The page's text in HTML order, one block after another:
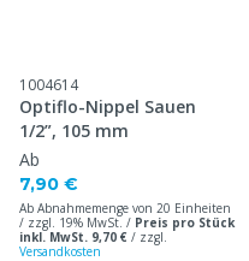
1004614
Optiflo-Nippel Sauen
1/2”, 105 mm
Ab
7,90 €
Ab Abnahmemenge von 20 Einheiten
/ zzgl. 19% MwSt. / Preis pro Stück
inkl. MwSt. 9,70 € / zzgl.
Versandkosten